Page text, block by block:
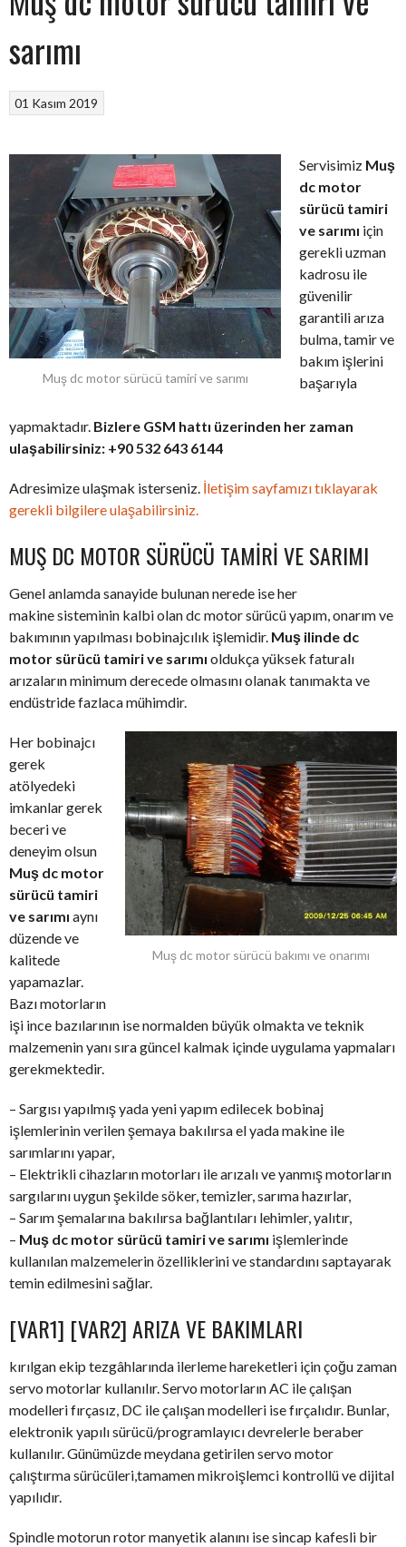
sarımı
01 Kasım 2019
Muş dc motor sürücü tamiri ve sarımı
Servisimiz Muş
dc motor
sürücü tamiri
ve sarımı için
gerekli uzman
kadrosu ile
güvenilir
garantili arıza
bulma, tamir ve
bakım işlerini
başarıyla
yapmaktadır. Bizlere GSM hattı üzerinden her zaman
ulaşabilirsiniz: +90 532 643 6144
Adresimize ulaşmak isterseniz. İletişim sayfamızı tıklayarak
gerekli bilgilere ulaşabilirsiniz.
MUŞ DC MOTOR SÜRÜCÜ TAMIRI VE SARIMI
Genel anlamda sanayide bulunan nerede ise her
makine sisteminin kalbi olan dc motor sürücü yapım, onarım ve
bakımının yapılması bobinajcılık işlemidir. Muş ilinde dc
motor sürücü tamiri ve sarımı oldukça yüksek faturalı
arızaların minimum derecede olmasını olanak tanımakta ve
endüstride fazlaca mühimdir.
Muş dc motor sürücü bakımı ve onarımı
Her bobinajcı
gerek
atölyedeki
imkanlar gerek
beceri ve
deneyim olsun
Muş dc motor
sürücü tamiri
ve sarımı aynı
düzende ve
kalitede
yapamazlar.
Bazı motorların
işi ince bazılarının ise normalden büyük olmakta ve teknik
malzemenin yanı sıra güncel kalmak içinde uygulama yapmaları
gerekmektedir.
– Sargısı yapılmış yada yeni yapım edilecek bobinaj
işlemlerinin verilen şemaya bakılırsa el yada makine ile
sarımlarını yapar,
– Elektrikli cihazların motorları ile arızalı ve yanmış motorların
sargılarını uygun şekilde söker, temizler, sarıma hazırlar,
– Sarım şemalarına bakılırsa bağlantıları lehimler, yalıtır,
– Muş dc motor sürücü tamiri ve sarımı işlemlerinde
kullanılan malzemelerin özelliklerini ve standardını saptayarak
temin edilmesini sağlar.
[VAR1] [VAR2] ARIZA VE BAKIMLARI
kırılgan ekip tezgâhlarında ilerleme hareketleri için çoğu zaman
servo motorlar kullanılır. Servo motorların AC ile çalışan
modelleri fırçasız, DC ile çalışan modelleri ise fırçalıdır. Bunlar,
elektronik yapılı sürücü/programlayıcı devrelerle beraber
kullanılır. Günümüzde meydana getirilen servo motor
çalıştırma sürücüleri,tamamen mikroişlemci kontrollü ve dijital
yapılıdır.
Spindle motorun rotor manyetik alanını ise sincap kafesli bir